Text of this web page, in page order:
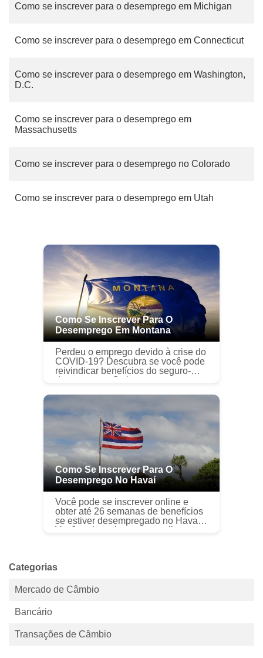
Como se inscrever para o desemprego em Michigan
Como se inscrever para o desemprego em Connecticut
Como se inscrever para o desemprego em Washington,
D.C.
Como se inscrever para o desemprego em
Massachusetts
Como se inscrever para o desemprego no Colorado
Como se inscrever para o desemprego em Utah
Como Se Inscrever Para O
Desemprego Em Montana
Perdeu o emprego devido à crise do
COVID-19? Descubra se você pode
reivindicar benefícios do seguro-
desemprego. Os impactos
de pessoas fos...
Como Se Inscrever Para O
Desemprego No Havaí
Você pode se inscrever online e
obter até 26 semanas de benefícios
se estiver desempregado no Havaí.
Você pode se inscrever on-line e
Categorias
Mercado de Câmbio
Bancário
Transações de Câmbio